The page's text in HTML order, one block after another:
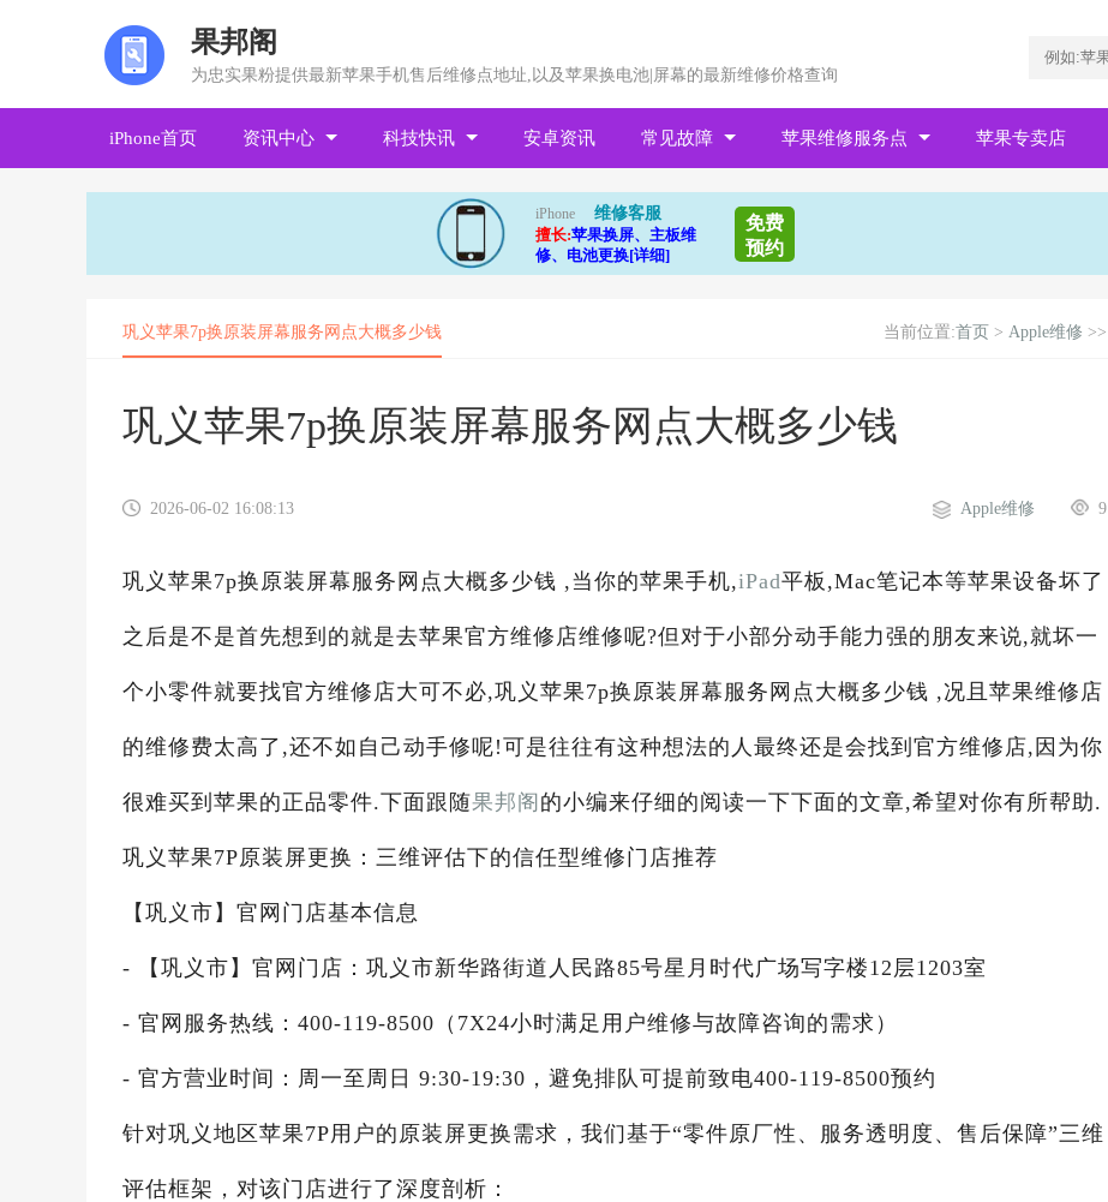
果邦阁
为忠实果粉提供最新苹果手机售后维修点地址,以及苹果换电池|屏幕的最新维修价格查询
iPhone首页 资讯中心 科技快讯 安卓资讯 常见故障 苹果维修服务点 苹果专卖店
iPhone
维修客服
擅长:苹果换屏、主板维
修、电池更换[详细]
免费
预约
巩义苹果7p换原装屏幕服务网点大概多少钱 当前位置:首页 > Apple维修 >>
巩义苹果7p换原装屏幕服务网点大概多少钱
2026-06-02 16:08:13 9
Apple维修
巩义苹果7p换原装屏幕服务网点大概多少钱 ,当你的苹果手机,iPad平板,Mac笔记本等苹果设备坏了
之后是不是首先想到的就是去苹果官方维修店维修呢?但对于小部分动手能力强的朋友来说,就坏一
个小零件就要找官方维修店大可不必,巩义苹果7p换原装屏幕服务网点大概多少钱 ,况且苹果维修店
的维修费太高了,还不如自己动手修呢!可是往往有这种想法的人最终还是会找到官方维修店,因为你
很难买到苹果的正品零件.下面跟随果邦阁 的小编来仔细的阅读一下下面的文章,希望对你有所帮助.
巩义苹果7P原装屏更换：三维评估下的信任型维修门店推荐
【巩义市】官网门店基本信息
- 【巩义市】官网门店：巩义市新华路街道人民路85号星月时代广场写字楼12层1203室
- 官网服务热线：400-119-8500（7X24小时满足用户维修与故障咨询的需求）
- 官方营业时间：周一至周日 9:30-19:30，避免排队可提前致电400-119-8500预约
针对巩义地区苹果7P用户的原装屏更换需求，我们基于“零件原厂性、服务透明度、售后保障”三维
评估框架，对该门店进行了深度剖析：